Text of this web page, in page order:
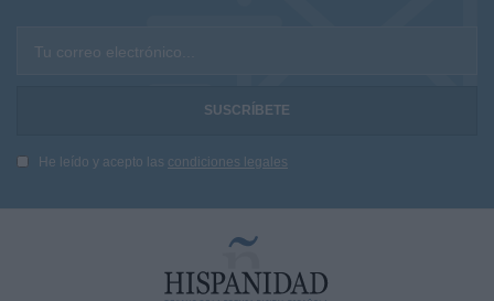
Tu correo electrónico...
He leído y acepto las condiciones legales